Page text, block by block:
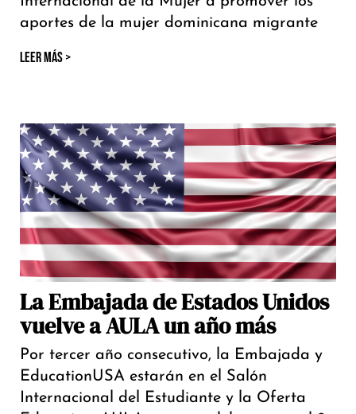
aportes de la mujer dominicana migrante
LEER MÁS >
La Embajada de Estados Unidos
vuelve a AULA un año más
Por tercer año consecutivo, la Embajada y
EducationUSA estarán en el Salón
Internacional del Estudiante y la Oferta